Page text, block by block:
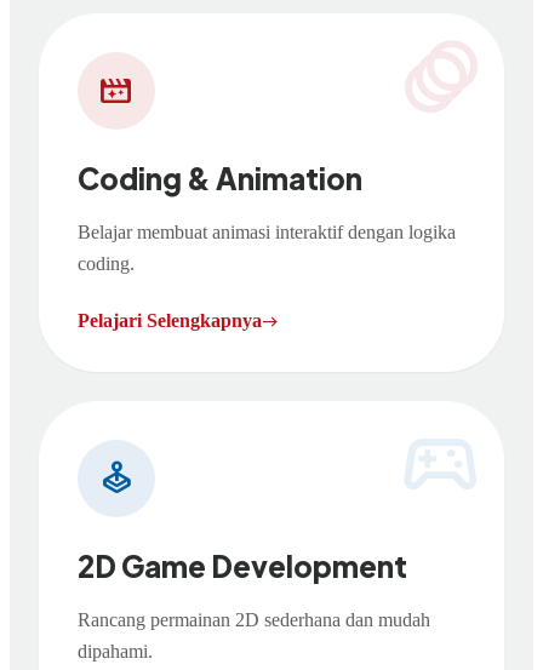
animation
movie_filter
Coding & Animation
Belajar membuat animasi interaktif dengan logika
coding.
Pelajari Selengkapnyaeast
sports_esports
joystick
2D Game Development
Rancang permainan 2D sederhana dan mudah
dipahami.